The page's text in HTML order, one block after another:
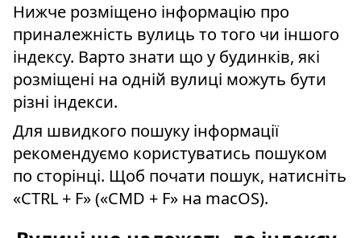
Нижче розміщено інформацію про
приналежність вулиць то того чи іншого
індексу. Варто знати що у будинків, які
розміщені на одній вулиці можуть бути
різні індекси.
Для швидкого пошуку інформації
рекомендуємо користуватись пошуком
по сторінці. Щоб почати пошук, натисніть
«CTRL + F» («CMD + F» на macOS).